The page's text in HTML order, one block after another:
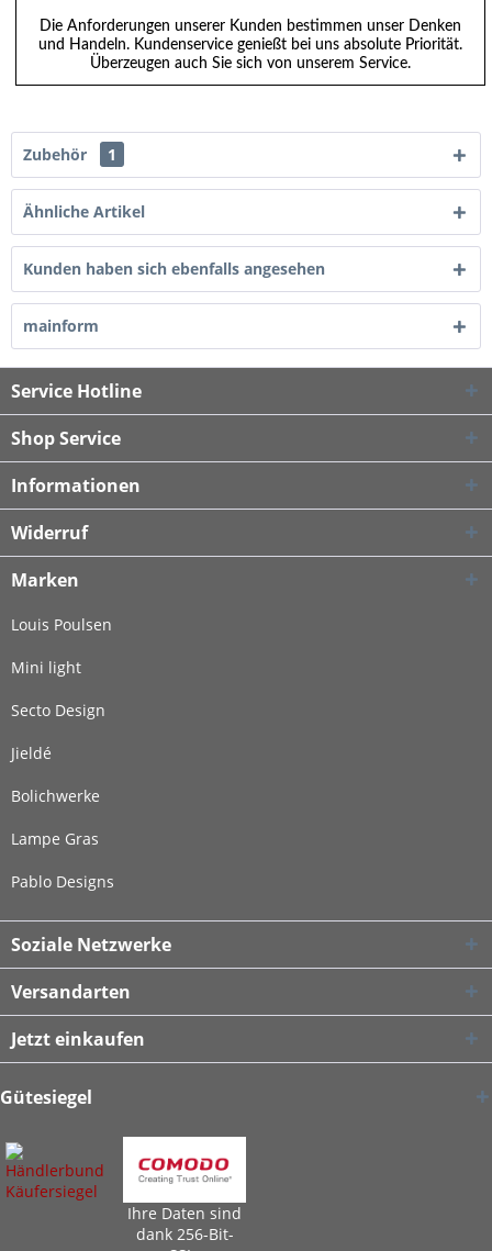
Die Anforderungen unserer Kunden bestimmen unser Denken
und Handeln. Kundenservice genießt bei uns absolute Priorität.
Überzeugen auch Sie sich von unserem Service.
Zubehör 1
Ähnliche Artikel
Kunden haben sich ebenfalls angesehen
mainform
Service Hotline
Shop Service
Informationen
Widerruf
Marken
Louis Poulsen
Mini light
Secto Design
Jieldé
Bolichwerke
Lampe Gras
Pablo Designs
Soziale Netzwerke
Versandarten
Jetzt einkaufen
Gütesiegel
Ihre Daten sind
dank 256-Bit-